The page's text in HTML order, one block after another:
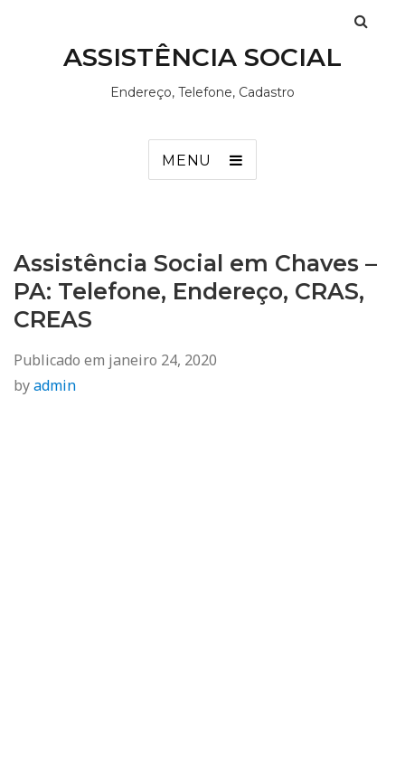
ASSISTÊNCIA SOCIAL
Endereço, Telefone, Cadastro
MENU
Assistência Social em Chaves –
PA: Telefone, Endereço, CRAS,
CREAS
Publicado em janeiro 24, 2020
byadmin